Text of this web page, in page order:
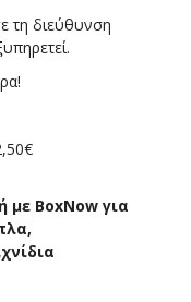
τη διεύθυνση
με BoxNow για